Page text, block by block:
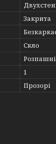
Закрита
Скло
Розпашні
1
Прозорі